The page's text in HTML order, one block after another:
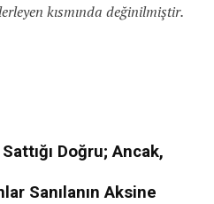
kısmında değinilmiştir.
Doğru; Ancak,
Sanılanın Aksine